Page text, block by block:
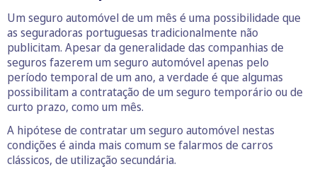
Um seguro automóvel de um mês é uma possibilidade que
as seguradoras portuguesas tradicionalmente não
publicitam. Apesar da generalidade das companhias de
seguros fazerem um seguro automóvel apenas pelo
período temporal de um ano, a verdade é que algumas
possibilitam a contratação de um seguro temporário ou de
curto prazo, como um mês.
A hipótese de contratar um seguro automóvel nestas
condições é ainda mais comum se falarmos de carros
clássicos, de utilização secundária.